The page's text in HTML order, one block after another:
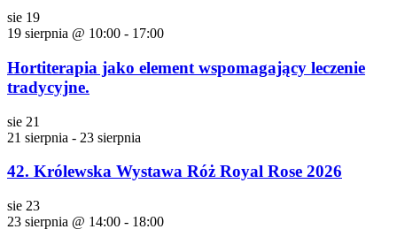
sie 19
19 sierpnia @ 10:00 - 17:00
Hortiterapia jako element wspomagający leczenie
tradycyjne.
sie 21
21 sierpnia - 23 sierpnia
42. Królewska Wystawa Róż Royal Rose 2026
sie 23
23 sierpnia @ 14:00 - 18:00